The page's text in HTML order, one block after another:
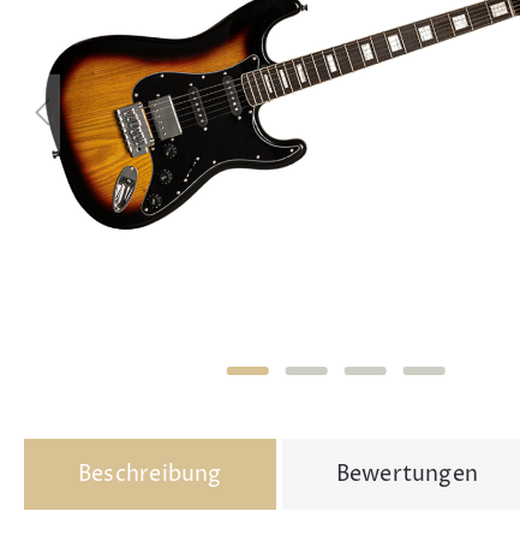
Beschreibung Bewertungen